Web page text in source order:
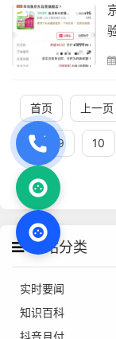
首页 上一页
9 10
网站分类
实时要闻
知识百科
抖音月付